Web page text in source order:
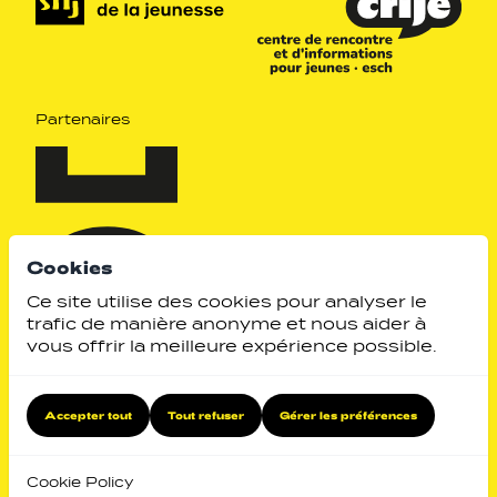
Cookies
Ce site utilise des cookies pour analyser le
trafic de manière anonyme et nous aider à
vous offrir la meilleure expérience possible.
Accepter tout Tout refuser Gérer les préférences
Cookie Policy
Partenaires
Identity by Website by